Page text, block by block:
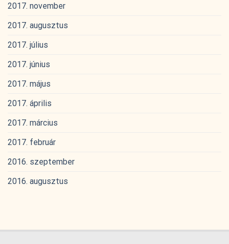
2017. november
2017. augusztus
2017. július
2017. június
2017. május
2017. április
2017. március
2017. február
2016. szeptember
2016. augusztus